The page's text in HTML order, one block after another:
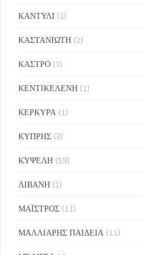
ΚΑΝΤΥΛΙ (1)
ΚΑΣΤΑΝΙΩΤΗ (2)
ΚΑΣΤΡΟ (7)
ΚΕΝΤΙΚΕΛΕΝΗ (1)
ΚΕΡΚΥΡΑ (1)
ΚΥΠΡΗΣ (3)
ΚΥΨΕΛΗ (59)
ΛΙΒΑΝΗ (1)
ΜΑΪΣΤΡΟΣ (11)
ΜΑΛΛΙΑΡΗΣ ΠΑΙΔΕΙΑ (11)